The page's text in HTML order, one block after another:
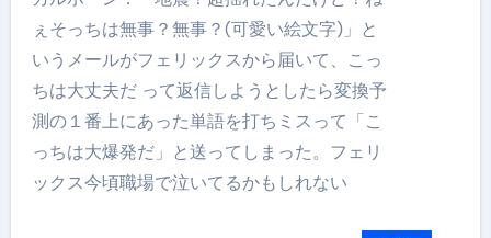
ぇそっちは無事？無事？(可愛い絵文字)」と
いうメールがフェリックスから届いて、こっ
ちは大丈夫だ って返信しようとしたら変換予
測の１番上にあった単語を打ちミスって「こ
っちは大爆発だ」と送ってしまった。フェリ
ックス今頃職場で泣いてるかもしれない